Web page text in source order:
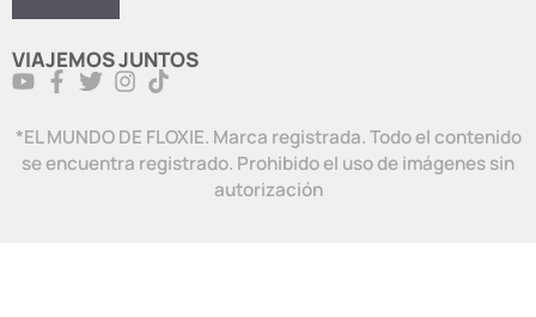
VIAJEMOS JUNTOS
*EL MUNDO DE FLOXIE. Marca registrada. Todo el contenido
se encuentra registrado. Prohibido el uso de imágenes sin
autorización